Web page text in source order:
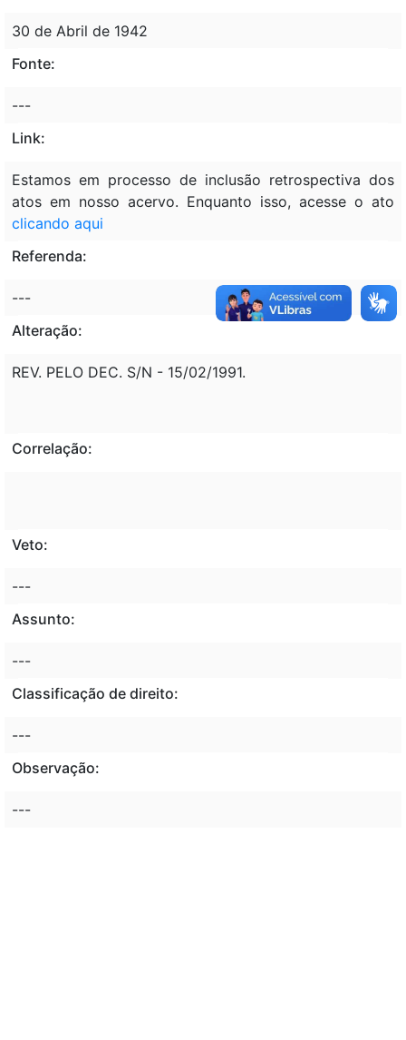
30 de Abril de 1942
Fonte:
---
Link:
Estamos em processo de inclusão retrospectiva dos
atos em nosso acervo. Enquanto isso, acesse o ato
clicando aqui
Referenda:
---
Alteração:
REV. PELO DEC. S/N - 15/02/1991.
Correlação:
Veto:
---
Assunto:
---
Classificação de direito:
---
Observação:
---